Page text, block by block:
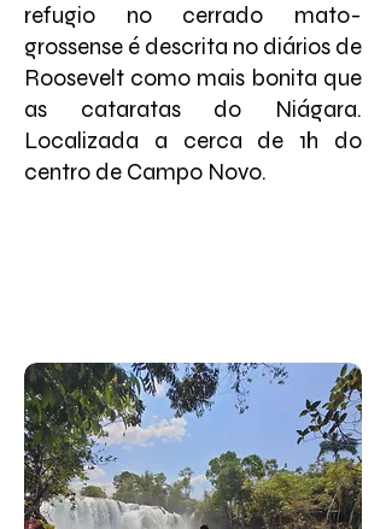
refugio no cerrado mato-
grossense é descrita no diários de
Roosevelt como mais bonita que
as cataratas do Niágara.
Localizada a cerca de 1h do
centro de Campo Novo.